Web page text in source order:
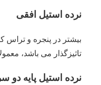
نرده استیل افقی
بیشتر در پنجره و تراس
تاثیزگذار می باشد،
نرده استیل پایه دو